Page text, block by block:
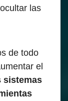
las
de todo
el
sistemas